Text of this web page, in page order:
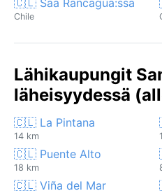
Chile
Lähikaupungit
läheisyydessä
🇨🇱 La Pintana
14 km
🇨🇱 Puente Alto
18 km
🇨🇱 Viña del Mar